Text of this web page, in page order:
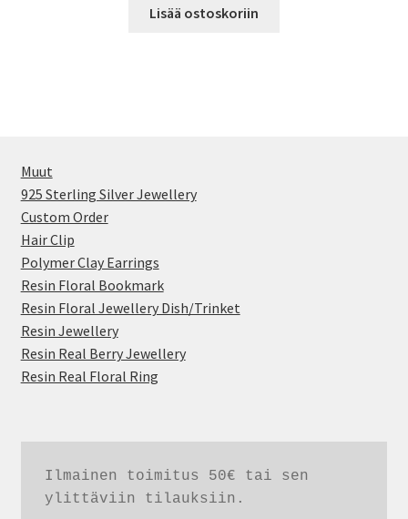
Lisää ostoskoriin
Muut
925 Sterling Silver Jewellery
Custom Order
Hair Clip
Polymer Clay Earrings
Resin Floral Bookmark
Resin Floral Jewellery Dish/Trinket
Resin Jewellery
Resin Real Berry Jewellery
Resin Real Floral Ring
Ilmainen toimitus 50€ tai sen
ylittäviin tilauksiin.